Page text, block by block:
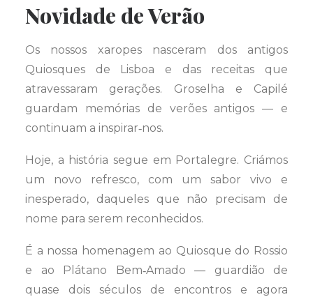
Novidade de Verão
Os nossos xaropes nasceram dos antigos
Quiosques de Lisboa e das receitas que
atravessaram gerações. Groselha e Capilé
guardam memórias de verões antigos — e
continuam a inspirar‑nos.
Hoje, a história segue em Portalegre. Criámos
um novo refresco, com um sabor vivo e
inesperado, daqueles que não precisam de
nome para serem reconhecidos.
É a nossa homenagem ao Quiosque do Rossio
e ao Plátano Bem‑Amado — guardião de
quase dois séculos de encontros e agora